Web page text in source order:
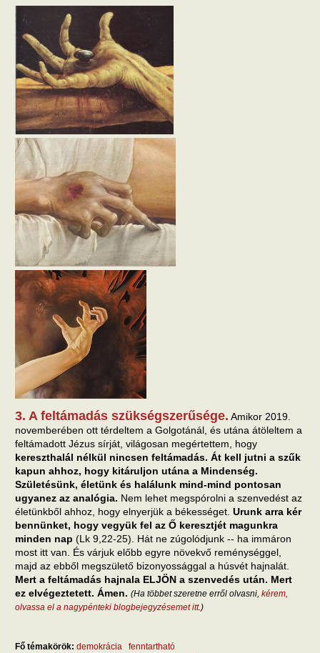
3. A feltámadás szükségszerűsége. Amikor 2019.
novemberében ott térdeltem a Golgotánál, és utána átöleltem a
feltámadott Jézus sírját, világosan megértettem, hogy
kereszthalál nélkül nincsen feltámadás. Át kell jutni a szűk
kapun ahhoz, hogy kitáruljon utána a Mindenség.
Születésünk, életünk és halálunk mind-mind pontosan
ugyanez az analógia. Nem lehet megspórolni a szenvedést az
életünkből ahhoz, hogy elnyerjük a békességet. Urunk arra kér
bennünket, hogy vegyük fel az Ő keresztjét magunkra
minden nap (Lk 9,22-25). Hát ne zúgolódjunk -- ha immáron
most itt van. És várjuk előbb egyre növekvő reménységgel,
majd az ebből megszülető bizonyossággal a húsvét hajnalát.
Mert a feltámadás hajnala ELJÖN a szenvedés után. Mert
ez elvégeztetett. Ámen. (Ha többet szeretne erről olvasni, kérem,
olvassa el a nagypénteki blogbejegyzésemet itt.)
Fő témakörök: demokrácia
fenntartható